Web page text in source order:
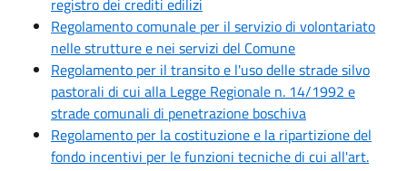
Regolamento comunale per il servizio di volontariato
nelle strutture e nei servizi del Comune
Regolamento per il transito e l'uso delle strade silvo
pastorali di cui alla Legge Regionale n. 14/1992 e
strade comunali di penetrazione boschiva
Regolamento per la costituzione e la ripartizione del
fondo incentivi per le funzioni tecniche di cui all'art.